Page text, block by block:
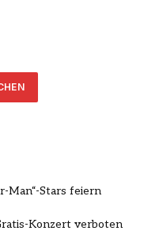
Man“-Stars feiern
Konzert verboten